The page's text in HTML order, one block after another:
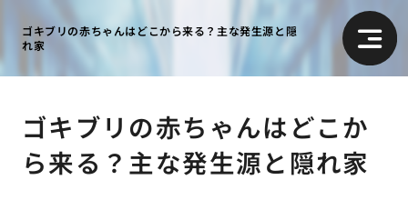
ゴキブリの赤ちゃんはどこから来る？主な発生源と隠
れ家
ゴキブリの赤ちゃんはどこか
ら来る？主な発生源と隠れ家